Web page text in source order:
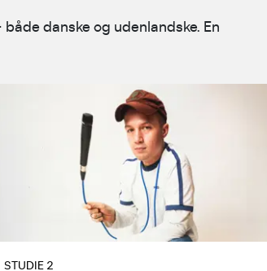
danske og udenlandske. En
STUDIE 2
JACOB AKSGLÆDE
Jacob Aksglæde indtager Studie 2
med et nyt, brandvarmt band og
masser af opsparet energi.